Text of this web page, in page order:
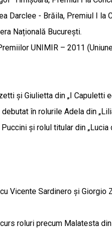
Darclee - Brăila, Premiul I la
Națională București.
UNIMIR – 2011
și Giulietta din „I Capuletti
în rolurile Adela din
și rolul titular din „Lucia
Vicente Sardinero şi Giorgio
roluri precum Malatesta din